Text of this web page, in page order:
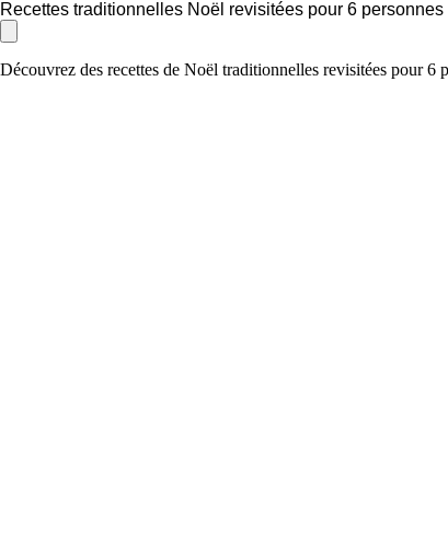
Recettes traditionnelles Noël revisitées pour 6 personnes
Découvrez des recettes de Noël traditionnelles revisitées pour 6